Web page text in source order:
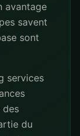
avantage
savent
sont
services
des
du